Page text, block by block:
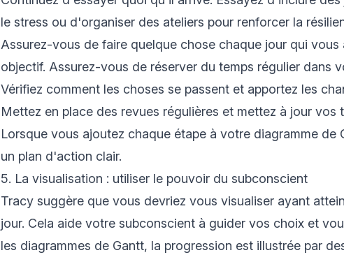
le stress ou d'organiser des ateliers pour renforcer la
Assurez-vous de faire quelque chose chaque jour qui
objectif. Assurez-vous de réserver du temps régulier dans
Vérifiez comment les choses se passent et apportez les
Mettez en place des revues régulières et mettez à jour vos
Lorsque vous ajoutez chaque étape à votre diagramme de
un plan d'action clair.
5. La visualisation : utiliser le pouvoir du subconscient
Tracy suggère que vous devriez vous visualiser ayant
jour. Cela aide votre subconscient à guider vos choix et
les diagrammes de Gantt, la progression est illustrée par